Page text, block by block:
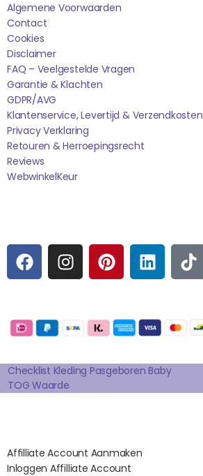
Algemene Voorwaarden
Contact
Cookies
Disclaimer
FAQ – Veelgestelde Vragen
Garantie & Klachten
GDPR/AVG
Klantenservice, Levertijd & Verzendkosten
Privacy Verklaring
Retouren & Herroepingsrecht
Reviews
WebwinkelKEur
F
A
C
B
O
O
K
I
N
S
A
R
A
M
P
I
N
E
R
E
S
T
L
I
N
E
D
I
N
T
I
K
O
K
Checklist Kleding Pasgeboren Baby
TOG Waarde
Affilliate Account Aanmaken
Inloggen Affilliate Account